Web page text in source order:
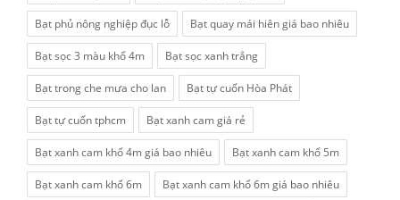
Bạt phủ nông nghiệp đục lỗ Bạt quay mái hiên giá bao nhiêu
Bạt sọc 3 màu khổ 4m Bạt sọc xanh trắng
Bạt trong che mưa cho lan Bạt tự cuốn Hòa Phát
Bạt tự cuốn tphcm Bạt xanh cam giá rẻ
Bạt xanh cam khổ 4m giá bao nhiêu Bạt xanh cam khổ 5m
Bạt xanh cam khổ 6m Bạt xanh cam khổ 6m giá bao nhiêu